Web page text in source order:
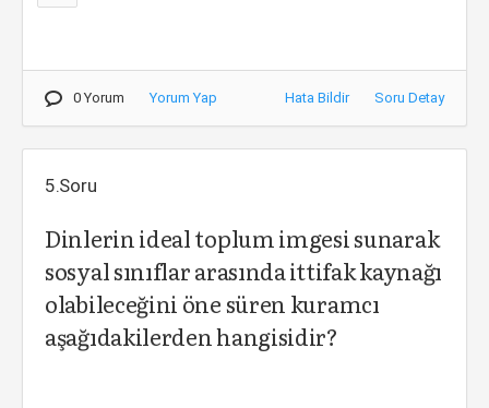
0 Yorum Yorum Yap Hata Bildir Soru Detay
5.Soru
Dinlerin ideal toplum imgesi sunarak
sosyal sınıflar arasında ittifak kaynağı
olabileceğini öne süren kuramcı
aşağıdakilerden hangisidir?